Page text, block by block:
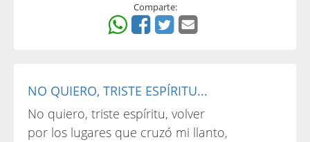
Comparte:
NO QUIERO, TRISTE ESPÍRITU...
No quiero, triste espíritu, volver
por los lugares que cruzó mi llanto,